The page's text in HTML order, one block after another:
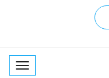
Toggle navigation